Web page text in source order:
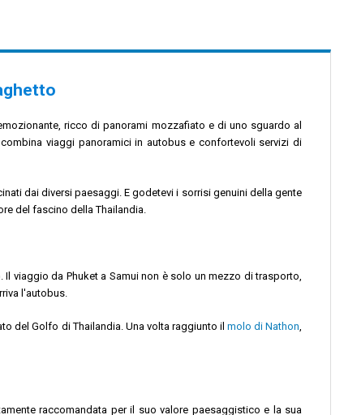
ricco di panorami mozzafiato e di uno sguardo al
viaggi panoramici in autobus e confortevoli servizi di
dai diversi paesaggi. E godetevi i sorrisi genuini della gente
del fascino della Thailandia.
viaggio da Phuket a Samui non è solo un mezzo di trasporto,
l'autobus.
del Golfo di Thailandia. Una volta raggiunto il molo di Nathon
raccomandata per il suo valore paesaggistico e la sua